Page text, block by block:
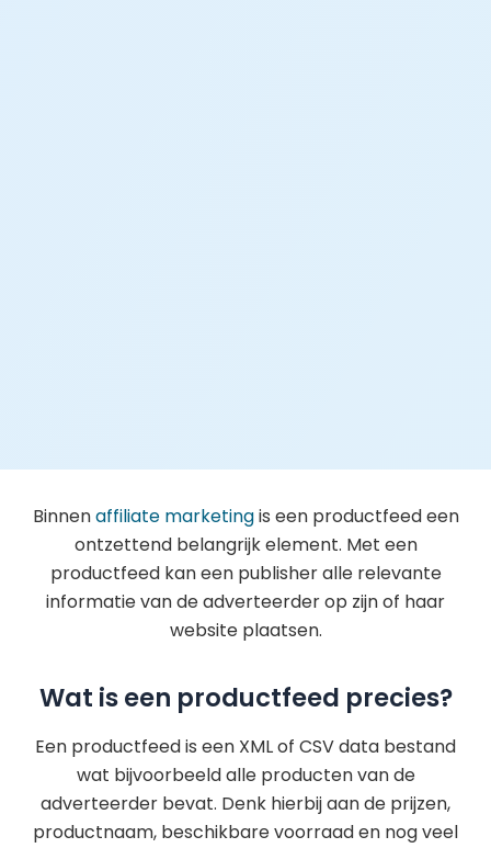
Binnenaffiliate marketingis een productfeed een
ontzettend belangrijk element. Met een
productfeed kan een publisher alle relevante
informatie van de adverteerder op zijn of haar
website plaatsen.
Wat is een productfeed precies?
Een productfeed is een XML of CSV data bestand
wat bijvoorbeeld alle producten van de
adverteerder bevat. Denk hierbij aan de prijzen,
productnaam, beschikbare voorraad en nog veel